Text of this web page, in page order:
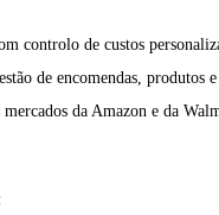
controlo de custos
de encomendas, produtos
da Amazon e da